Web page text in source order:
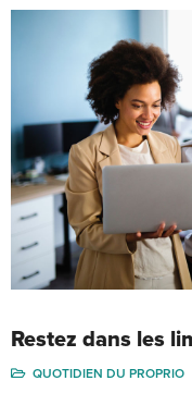
Restez dans les
QUOTIDIEN DU PROPRIO